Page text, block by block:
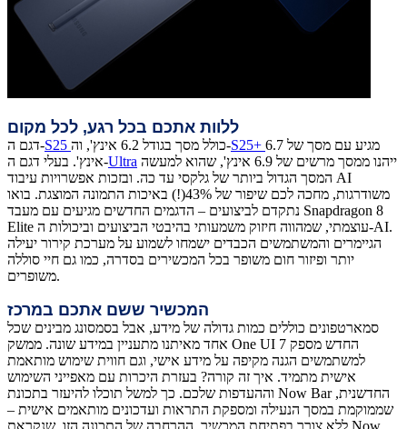
ללוות אתכם בכל רגע, לכל מקום
דגם ה-S25 כולל מסך בגודל 6.2 אינץ', וה-S25+ מגיע עם מסך של 6.7
אינץ'. בעלי דגם ה-Ultra
המסך הגדול ביותר של גלקסי עד כה. ובזכות אפשרויות עיבוד AI
משודרגות, מחכה לכם שיפור של 43%(!) באיכות התמונה המוצגת. בואו
נתקדם לביצועים – הדגמים החדשים מגיעים עם מעבד Snapdragon 8
Elite עוצמתי, שמהווה חיזוק משמעותי בהיבטי הביצועים וביכולות ה-AI.
הגיימרים והמשתמשים הכבדים ישמחו לשמוע על מערכת קירור יעילה
יותר ופיזור חום משופר בכל המכשירים בסדרה, כמו גם חיי סוללה
משופרים.
המכשיר ששם אתכם במרכז
סמארטפונים כוללים כמות גדולה של מידע, אבל בסמסונג מבינים שכל
אחד מאיתנו מתעניין במידע שונה. ממשק One UI 7 החדש מספק
למשתמשים הגנה מקיפה על מידע אישי, וגם חווית שימוש מותאמת
אישית מתמיד. איך זה קורה? בעזרת היכרות עם מאפייני השימוש
וההעדפות שלכם. כך למשל תוכלו להיעזר בתכונת Now Bar החדשנית,
שממוקמת במסך הנעילה ומספקת התראות ועדכונים מותאמים אישית –
ללא צורך בפתיחת המכשיר. ההרחבה של התכונה הזו, שנקראת Now